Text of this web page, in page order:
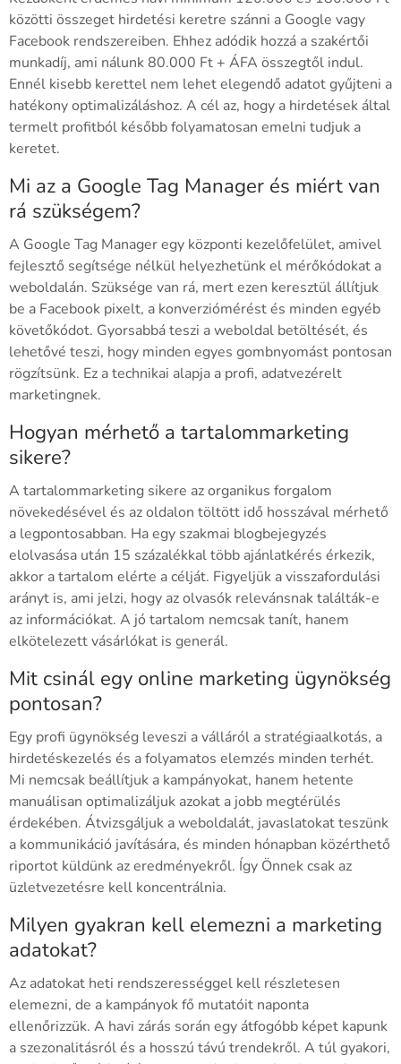
közötti összeget hirdetési keretre szánni a Google vagy
Facebook rendszereiben. Ehhez adódik hozzá a szakértői
munkadíj, ami nálunk 80.000 Ft + ÁFA összegtől indul.
Ennél kisebb kerettel nem lehet elegendő adatot gyűjteni a
hatékony optimalizáláshoz. A cél az, hogy a hirdetések által
termelt profitból később folyamatosan emelni tudjuk a
keretet.
Mi az a Google Tag Manager és miért van
rá szükségem?
A Google Tag Manager egy központi kezelőfelület, amivel
fejlesztő segítsége nélkül helyezhetünk el mérőkódokat a
weboldalán. Szüksége van rá, mert ezen keresztül állítjuk
be a Facebook pixelt, a konverziómérést és minden egyéb
követőkódot. Gyorsabbá teszi a weboldal betöltését, és
lehetővé teszi, hogy minden egyes gombnyomást pontosan
rögzítsünk. Ez a technikai alapja a profi, adatvezérelt
marketingnek.
Hogyan mérhető a tartalommarketing
sikere?
A tartalommarketing sikere az organikus forgalom
növekedésével és az oldalon töltött idő hosszával mérhető
a legpontosabban. Ha egy szakmai blogbejegyzés
elolvasása után 15 százalékkal több ajánlatkérés érkezik,
akkor a tartalom elérte a célját. Figyeljük a visszafordulási
arányt is, ami jelzi, hogy az olvasók relevánsnak találták-e
az információkat. A jó tartalom nemcsak tanít, hanem
elkötelezett vásárlókat is generál.
Mit csinál egy online marketing ügynökség
pontosan?
Egy profi ügynökség leveszi a válláról a stratégiaalkotás, a
hirdetéskezelés és a folyamatos elemzés minden terhét.
Mi nemcsak beállítjuk a kampányokat, hanem hetente
manuálisan optimalizáljuk azokat a jobb megtérülés
érdekében. Átvizsgáljuk a weboldalát, javaslatokat teszünk
a kommunikáció javítására, és minden hónapban közérthető
riportot küldünk az eredményekről. Így Önnek csak az
üzletvezetésre kell koncentrálnia.
Milyen gyakran kell elemezni a marketing
adatokat?
Az adatokat heti rendszerességgel kell részletesen
elemezni, de a kampányok fő mutatóit naponta
ellenőrizzük. A havi zárás során egy átfogóbb képet kapunk
a szezonalitásról és a hosszú távú trendekről. A túl gyakori,